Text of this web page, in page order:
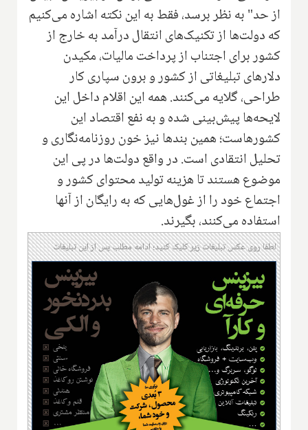
از حد" به نظر برسد، فقط به این نکته اشاره می‌کنیم
که دولت‌ها از تکنیک‌های انتقال درآمد به خارج از
کشور برای اجتناب از پرداخت مالیات، مکیدن
دلارهای تبلیغاتی از کشور و برون سپاری کار
طراحی، گلایه می‌کنند. همه این اقلام داخل این
لایحه‌ها پیش‌بینی شده و به نفع اقتصاد این
کشورهاست؛ همین بندها نیز خون روزنامه‌نگاری و
تحلیل انتقادی است. در واقع دولت‌ها در پی این
موضوع هستند تا هزینه تولید محتوای کشور و
اجتماع خود را از غول‌هایی که به رایگان از آنها
استفاده می‌کنند، بگیرند.
لطفا روی عکس تبلیغات زیر کلیک کنید؛ ادامه مطلب پس از این تبلیغات